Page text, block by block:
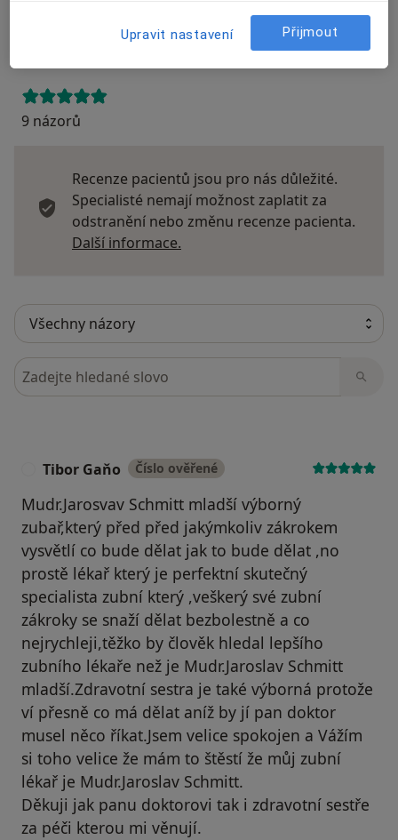
Přidejte svůj názor
9 názorů
Recenze pacientů jsou pro nás důležité.
Specialisté nemají možnost zaplatit za
odstranění nebo změnu recenze pacienta.
Další informace.
Hledejte v názorech
Tibor Gaňo Číslo ověřené
Mudr.Jarosvav Schmitt mladší výborný
zubař,který před před jakýmkoliv zákrokem
vysvětlí co bude dělat jak to bude dělat ,no
prostě lékař který je perfektní skutečný
specialista zubní který ,veškerý své zubní
zákroky se snaží dělat bezbolestně a co
nejrychleji,těžko by člověk hledal lepšího
zubního lékaře než je Mudr.Jaroslav Schmitt
mladší.Zdravotní sestra je také výborná protože
ví přesně co má dělat aníž by jí pan doktor
musel něco říkat.Jsem velice spokojen a Vážím
si toho velice že mám to štěstí že můj zubní
lékař je Mudr.Jaroslav Schmitt.
Děkuji jak panu doktorovi tak i zdravotní sestře
za péči kterou mi věnují.
Upravit nastavení Přijmout